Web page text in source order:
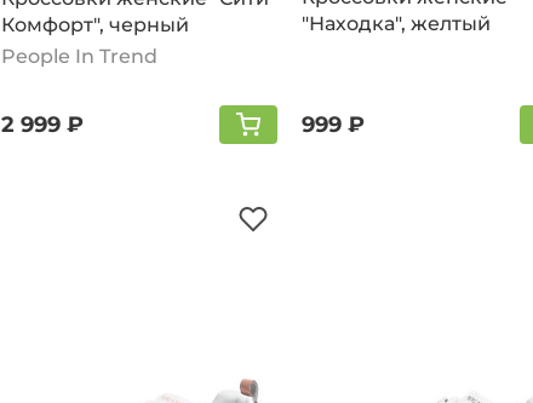
Комфорт", черный
People In Trend
2 999 ₽
"Находка", желтый
999 ₽